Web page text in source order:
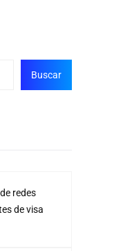
Buscar
redes
de visa